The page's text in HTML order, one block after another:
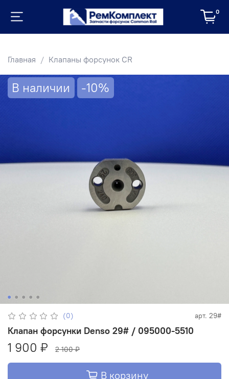
0
Главная Клапаны форсунок CR
В наличии -10%
(0) арт. 29#
Клапан форсунки Denso 29# / 095000-5510
1 900 ₽ 2 100 ₽
В корзину